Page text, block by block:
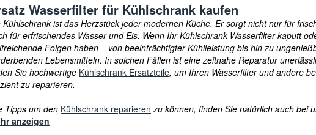
Wasserfilter für Kühlschrank kaufen
Kühlschrank ist das Herzstück jeder modernen Küche. Er sorgt nicht nur für
für erfrischendes Wasser und Eis. Wenn Ihr Kühlschrank Wasserfilter kaputt
Folgen haben – von beeinträchtigter Kühlleistung bis hin zu
Lebensmitteln. In solchen Fällen ist eine zeitnahe Reparatur
Sie hochwertige Kühlschrank Ersatzteile, um Ihren Wasserfilter und andere
zu reparieren.
Tipps um den Kühlschrank reparieren zu können, finden Sie natürlich auch bei
anzeigen